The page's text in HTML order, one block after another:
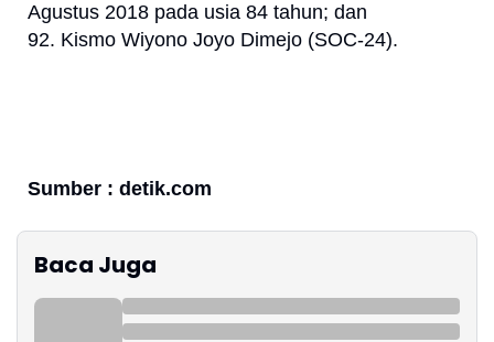
Agustus 2018 pada usia 84 tahun; dan
92. Kismo Wiyono Joyo Dimejo (SOC-24).
Sumber : detik.com
Baca Juga